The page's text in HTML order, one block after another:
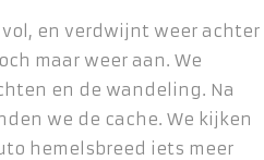
en verdwijnt weer achter
maar weer aan. We
en de wandeling. Na
we de cache. We kijken
hemelsbreed iets meer